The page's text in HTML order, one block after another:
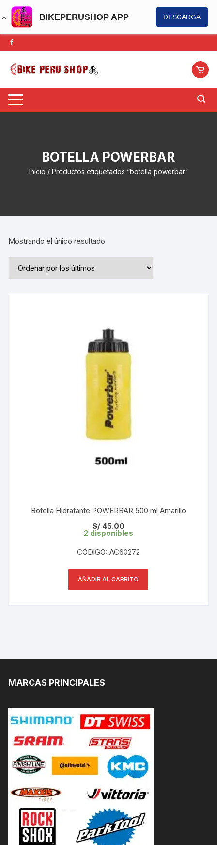
BIKEPERUSHOP APP DESCARGA
Saltar
al
contenido
BOTELLA POWERBAR
Inicio / Productos etiquetados “botella powerbar”
Mostrando el único resultado
Botella Hidratante POWERBAR 500 ml Amarillo
S/45.00
2 disponibles
CÓDIGO: AC60272
AÑADIR AL CARRITO
MARCAS PRINCIPALES